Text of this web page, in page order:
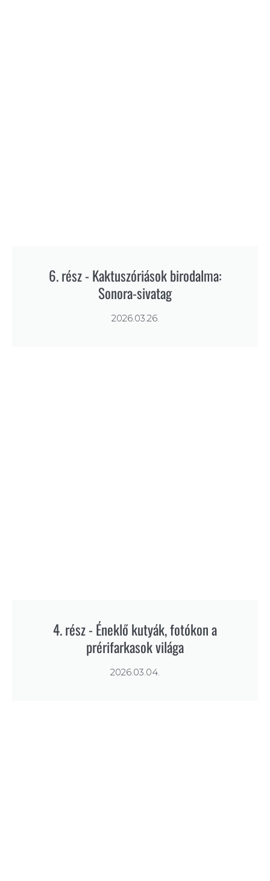
6. rész - Kaktuszóriások birodalma:
Sonora-sivatag
2026.03.26.
4. rész - Éneklő kutyák, fotókon a
prérifarkasok világa
2026.03.04.